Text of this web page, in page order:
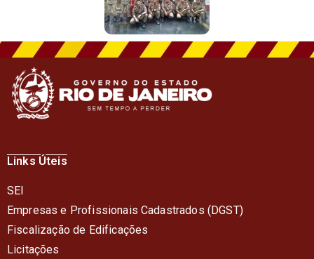
Links Úteis
SEI
Empresas e Profissionais Cadastrados (DGST)
Fiscalização de Edificações
Licitações